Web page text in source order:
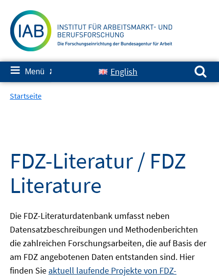
zum
Inhalt
≡ Menü ✘ English
Suchen nach:
Startseite
FDZ-Literatur / FDZ
Literature
Die FDZ-Literaturdatenbank umfasst neben
Datensatzbeschreibungen und Methodenberichten
die zahlreichen Forschungsarbeiten, die auf Basis der
am FDZ angebotenen Daten entstanden sind. Hier
finden Sie aktuell laufende Projekte von FDZ-